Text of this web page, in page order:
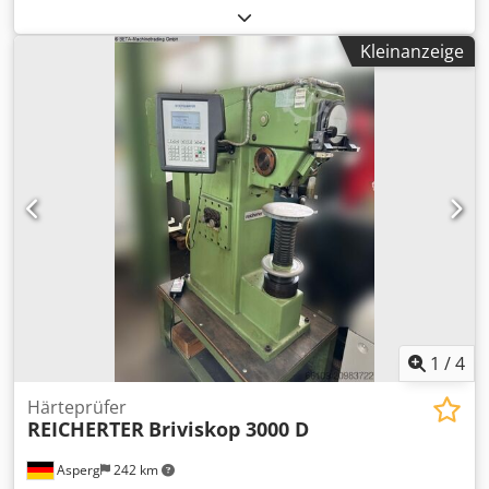
940 mm Gewicht: 0,8 t Cedpjzqzy Dsfx Amvjha
Kleinanzeige
1 /4
Asperg 242 km
Härteprüfer
REICHERTER Briviskop 3000 D